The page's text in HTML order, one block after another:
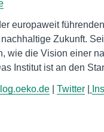
europaweit
Zukunft.
wie die Vision einer
Institut ist an den
Twitter